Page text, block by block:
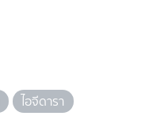
ไอจีดารา